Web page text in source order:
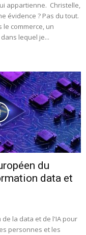
appartienne. Christelle,
évidence ? Pas du tout.
le commerce, un
lequel je...
du
data et
la data et de l'IA pour
personnes et les